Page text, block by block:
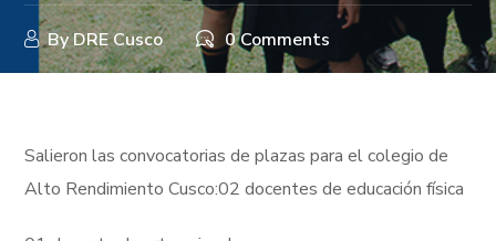
ByDRE Cusco 0 Comments
Salieron las convocatorias de plazas para el colegio de
Alto Rendimiento Cusco:02 docentes de educación física